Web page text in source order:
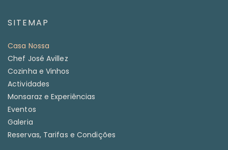
SITEMAP
Casa Nossa
Chef José Avillez
Cozinha e Vinhos
Actividades
Monsaraz e Experiências
Eventos
Galeria
Reservas, Tarifas e Condições